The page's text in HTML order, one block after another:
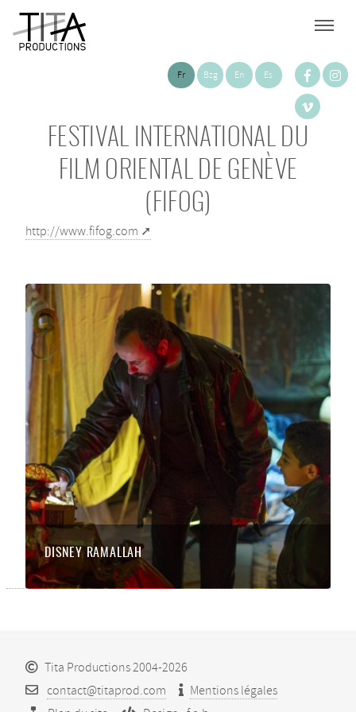
Fr Bzg En Es
FESTIVAL INTERNATIONAL DU
FILM ORIENTAL DE GENÈVE
(FIFOG)
http://www.fifog.com
DISNEY RAMALLAH
Tita Productions 2004-2026
contact@titaprod.com
Mentions légales